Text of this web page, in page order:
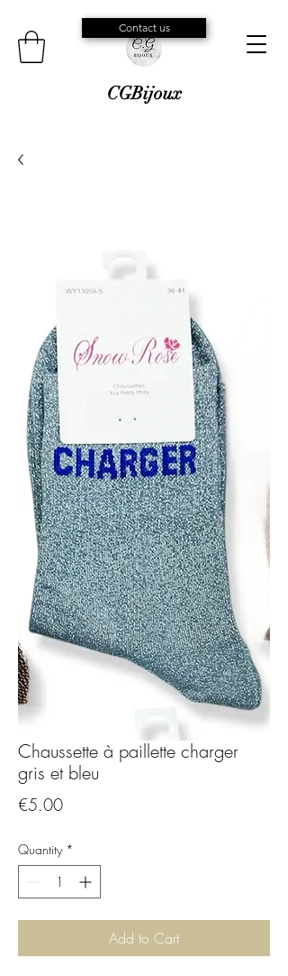
CGBijoux
Contact us
Chaussette à paillette charger
gris et bleu
€5.00Price
Quantity *
Add to Cart